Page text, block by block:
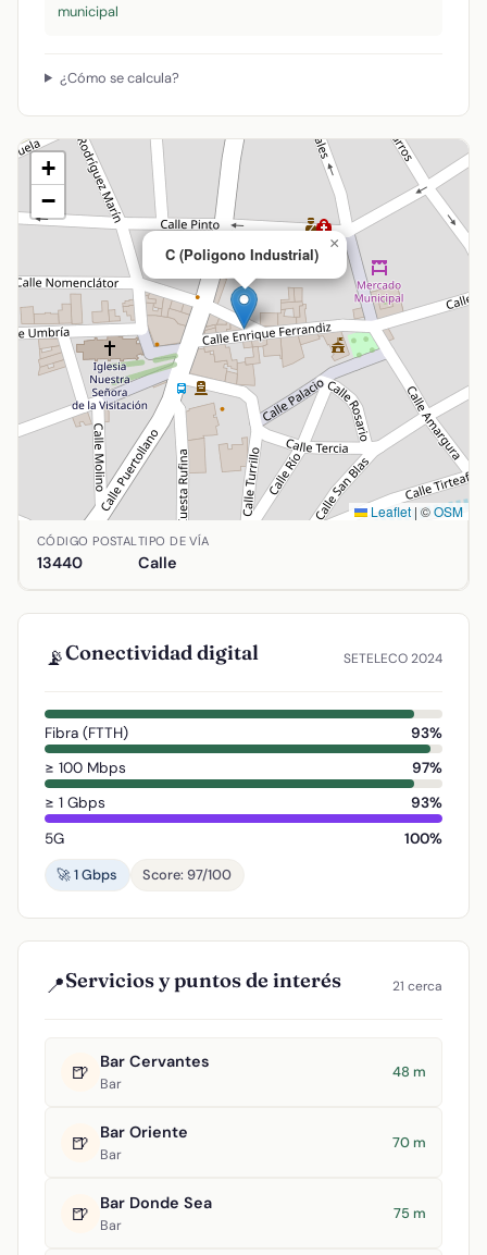
municipal
¿Cómo se calcula?
C (Poligono Industrial)
×
+
−
Leaflet | ©OSM
Ubicación de C (Poligono Industrial) en Argamasilla de
CÓDIGO POSTAL
13440
TIPO DE VÍA
Calle
📡Conectividad digital SETELECO 2024
Fibra (FTTH)
93%
≥ 100 Mbps
97%
≥ 1 Gbps
93%
5G
100%
🚀 1 Gbps
Score: 97/100
📍Servicios y puntos de interés 21 cerca
🍺 Bar Cervantes
Bar
48 m
🍺 Bar Oriente
Bar
70 m
🍺 Bar Donde Sea
Bar
75 m